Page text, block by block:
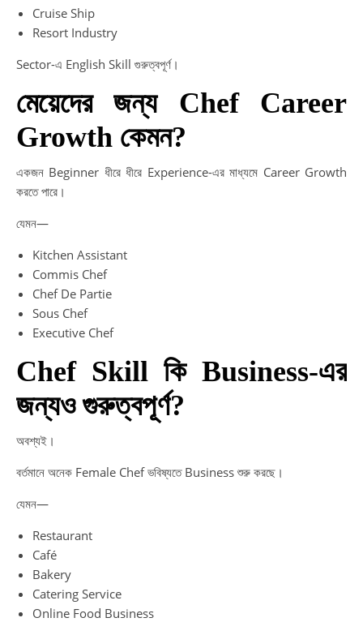
Cruise Ship
Resort Industry
Sector-এ English Skill গুরুত্বপূর্ণ।
মেয়েদের জন্য Chef Career
Growth কেমন?
একজন Beginner ধীরে ধীরে Experience-এর মাধ্যমে Career Growth
করতে পারে।
যেমন—
Kitchen Assistant
Commis Chef
Chef De Partie
Sous Chef
Executive Chef
Chef Skill কি Business-এর
জন্যও গুরুত্বপূর্ণ?
অবশ্যই।
বর্তমানে অনেক Female Chef ভবিষ্যতে Business শুরু করছে।
যেমন—
Restaurant
Café
Bakery
Catering Service
Online Food Business